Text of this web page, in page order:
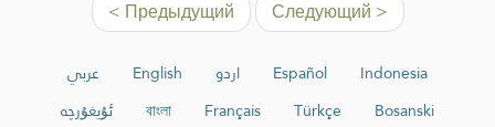
< Предыдущий Следующий >
عربي English اردو Español
Indonesia
ئۇيغۇرچە
বাংলা Français Türkçe
Bosanski